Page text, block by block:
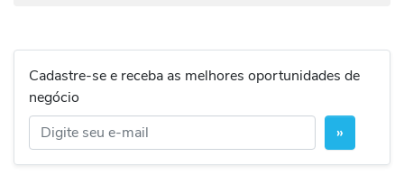
Cadastre-se e receba as melhores oportunidades de
negócio
»